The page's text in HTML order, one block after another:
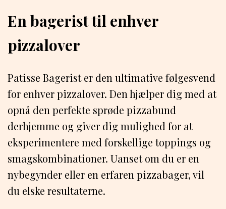
En bagerist til enhver
pizzalover
Patisse Bagerist er den ultimative følgesvend
for enhver pizzalover. Den hjælper dig med at
opnå den perfekte sprøde pizzabund
derhjemme og giver dig mulighed for at
eksperimentere med forskellige toppings og
smagskombinationer. Uanset om du er en
nybegynder eller en erfaren pizzabager, vil
du elske resultaterne.